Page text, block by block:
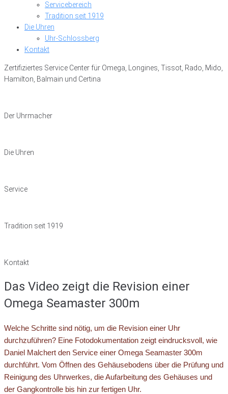
Servicebereich
Tradition seit 1919
Die Uhren
Uhr-Schlossberg
Kontakt
Zertifiziertes Service Center für Omega, Longines, Tissot, Rado, Mido,
Hamilton, Balmain und Certina
Der Uhrmacher
Die Uhren
Service
Tradition seit 1919
Kontakt
Das Video zeigt die Revision einer
Omega Seamaster 300m
Welche Schritte sind nötig, um die Revision einer Uhr
durchzuführen? Eine Fotodokumentation zeigt eindrucksvoll, wie
Daniel Malchert den Service einer Omega Seamaster 300m
durchführt. Vom Öffnen des Gehäusebodens über die Prüfung und
Reinigung des Uhrwerkes, die Aufarbeitung des Gehäuses und
der Gangkontrolle bis hin zur fertigen Uhr.